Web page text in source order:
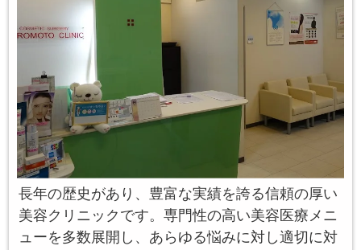
長年の歴史があり、豊富な実績を誇る信頼の厚い
美容クリニックです。専門性の高い美容医療メニ
ューを多数展開し、あらゆる悩みに対し適切に対